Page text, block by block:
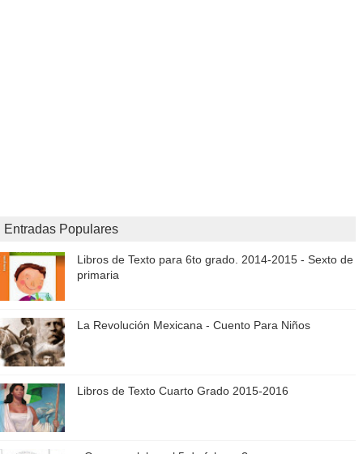
Entradas Populares
Libros de Texto para 6to grado. 2014-2015 - Sexto de
primaria
La Revolución Mexicana - Cuento Para Niños
Libros de Texto Cuarto Grado 2015-2016